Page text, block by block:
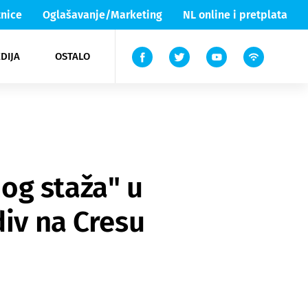
Oglašavanje/Marketing NL online i pretplata
OSTALO
Lika & Senj
TV
staža" u
na Cresu